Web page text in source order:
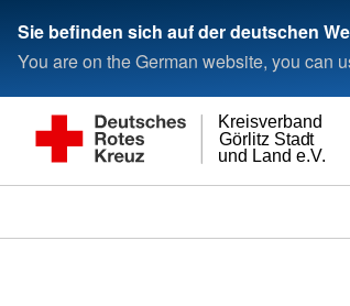
Sie befinden sich auf der deutschen
You are on the German website, you can
und Land e.V.
Görlitz Stadt
Kreisverband